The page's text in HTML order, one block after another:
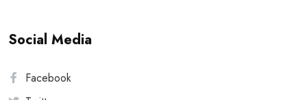
Social Media
Facebook